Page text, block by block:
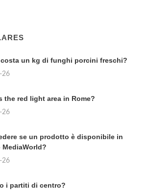
un kg di funghi porcini freschi?
26
the red light area in Rome?
26
se un prodotto è disponibile in
MediaWorld?
26
i partiti di centro?